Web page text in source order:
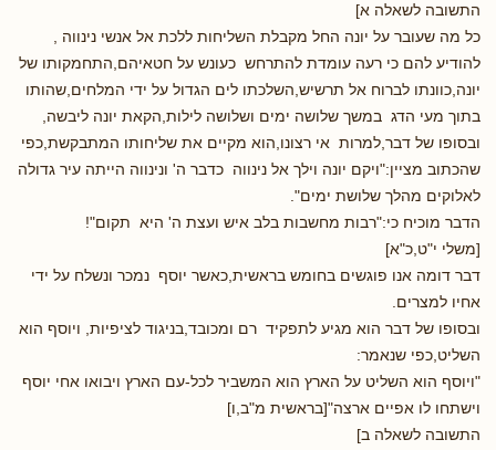
התשובה לשאלה א]
כל מה שעובר על יונה החל מקבלת השליחות ללכת אל אנשי נינווה ,
להודיע להם כי רעה עומדת להתרחש כעונש על חטאיהם,התחמקותו של
יונה,כוונתו לברוח אל תרשיש,השלכתו לים הגדול על ידי המלחים,שהותו
בתוך מעי הדג במשך שלושה ימים ושלושה לילות,הקאת יונה ליבשה,
ובסופו של דבר,למרות אי רצונו,הוא מקיים את שליחותו המתבקשת,כפי
שהכתוב מציין:"ויקם יונה וילך אל נינווה כדבר ה' ונינווה הייתה עיר גדולה
לאלוקים מהלך שלושת ימים".
הדבר מוכיח כי:"רבות מחשבות בלב איש ועצת ה' היא תקום"!
[משלי י"ט,כ"א]
דבר דומה אנו פוגשים בחומש בראשית,כאשר יוסף נמכר ונשלח על ידי
אחיו למצרים.
ובסופו של דבר הוא מגיע לתפקיד רם ומכובד,בניגוד לציפיות, ויוסף הוא
השליט,כפי שנאמר:
"ויוסף הוא השליט על הארץ הוא המשביר לכל-עם הארץ ויבואו אחי יוסף
וישתחו לו אפיים ארצה"[בראשית מ"ב,ו]
התשובה לשאלה ב]